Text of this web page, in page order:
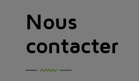
Nous
contacter